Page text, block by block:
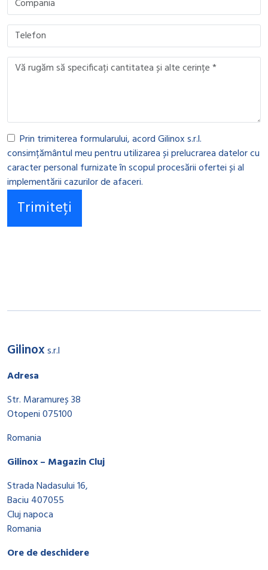
Prin trimiterea formularului, acord Gilinox s.r.l.
consimțământul meu pentru utilizarea și prelucrarea datelor cu
caracter personal furnizate în scopul procesării ofertei și al
implementării cazurilor de afaceri.
Gilinoxs.r.l
Adresa
Str. Maramureș 38
Otopeni 075100
Romania
Gilinox – Magazin Cluj
Strada Nadasului 16,
Baciu 407055
Cluj napoca
Romania
Ore de deschidere